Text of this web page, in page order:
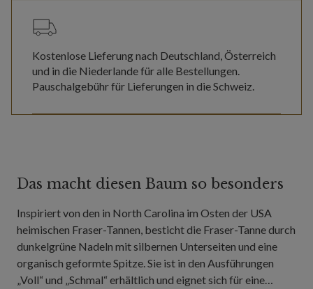
Kostenlose Lieferung nach Deutschland, Österreich
und in die Niederlande für alle Bestellungen.
Pauschalgebühr für Lieferungen in die Schweiz.
Das macht diesen Baum so besonders
Inspiriert von den in North Carolina im Osten der USA
heimischen Fraser-Tannen, besticht die Fraser-Tanne durch
dunkelgrüne Nadeln mit silbernen Unterseiten und eine
organisch geformte Spitze. Sie ist in den Ausführungen
„Voll“ und „Schmal“ erhältlich und eignet sich für eine